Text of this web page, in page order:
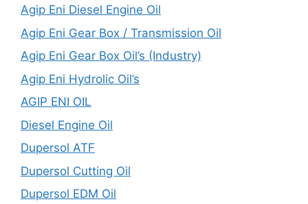
Agip Eni Diesel Engine Oil
Agip Eni Gear Box / Transmission Oil
Agip Eni Gear Box Oil’s (Industry)
Agip Eni Hydrolic Oil’s
AGIP ENI OIL
Diesel Engine Oil
Dupersol ATF
Dupersol Cutting Oil
Dupersol EDM Oil